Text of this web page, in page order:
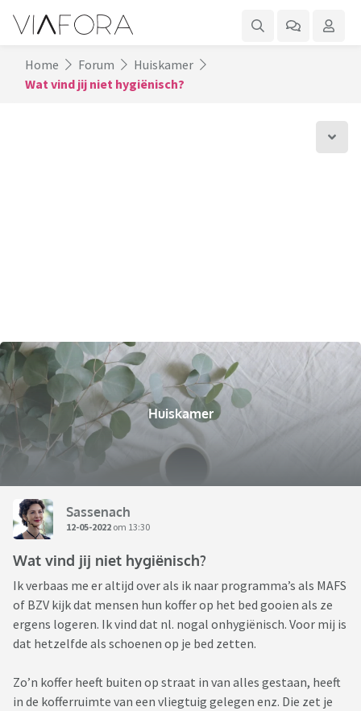
Home Forum
Huiskamer
Wat vind jij niet hygiënisch?
Huiskamer
Sassenach
12-05-2022 om 13:30
Wat vind jij niet hygiënisch?
Ik verbaas me er altijd over als ik naar programma’s als MAFS
of BZV kijk dat mensen hun koffer op het bed gooien als ze
ergens logeren. Ik vind dat nl. nogal onhygiënisch. Voor mij is
dat hetzelfde als schoenen op je bed zetten.
Zo’n koffer heeft buiten op straat in van alles gestaan, heeft
in de kofferruimte van een vliegtuig gelegen enz. Die zet je